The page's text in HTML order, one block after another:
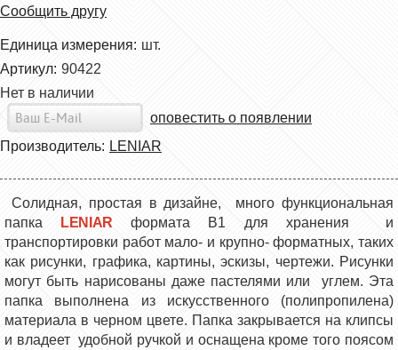
Сообщить другу
Единица измерения: шт.
Артикул: 90422
Нет в наличии
оповестить о появлении
Производитель: LENIAR
Солидная, простая в дизайне, много функциональная
папка
LENIAR формата В1 для хранения и
транспортировки работ мало- и крупно- форматных, таких
как рисунки, графика, картины, эскизы, чертежи. Рисунки
могут быть нарисованы даже пастелями или углем. Эта
папка выполнена из искусственного (полипропилена)
материала в черном цвете. Папка закрывается на клипсы
и владеет удобной ручкой и оснащена кроме того поясом